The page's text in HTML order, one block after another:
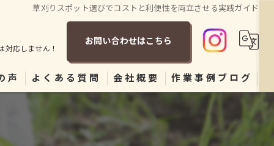
草刈りスポット選びでコストと利便性を両立させる実践ガイド
応しません！
お問い合わせはこちら
声 よくある質問 会社概要 作業事例ブログ